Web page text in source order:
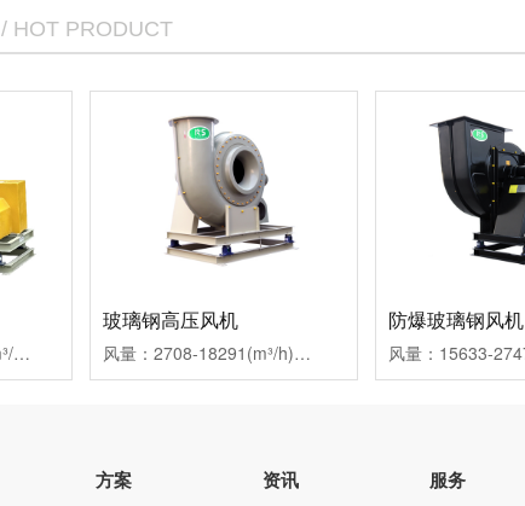
/ HOT PRODUCT
风量：5288-300000+(m³/h)压力：1138-2708(Pa)驱动方式：直连，皮带，轴动用途：应用于半导体、涂装、医药化工、金属冶炼加工、实验室行业、石化行业、光伏行业、新能源、精细化工、除臭、环保行业等
玻璃钢高压风机
风量：2708-18291(m³/h)压力：818-4111(Pa)驱动方式：直连，皮带，轴动用途：应用于环保行业、医药化工、金属冶炼加工、实验室行业、石化行业、光伏行业、新能源、精细化工、餐厨垃圾等
防爆玻璃钢风机
方案 资讯 服务